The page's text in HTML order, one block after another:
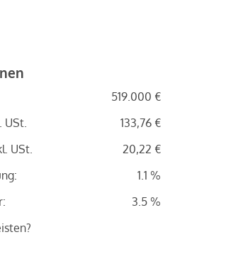
519.000 €
133,76 €
USt.
20,22 €
1.1 %
3.5 %